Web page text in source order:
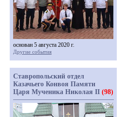
основан 5 августа 2020 г.
Другие события
Ставропольский отдел
Казачьего Конвоя Памяти
Царя Мученика Николая II (98)